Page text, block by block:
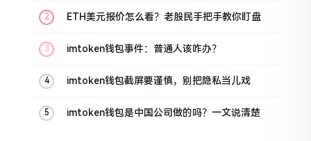
ETH美元报价怎么看？老股民手把手教你盯盘
imtoken钱包事件：普通人该咋办？
imtoken钱包截屏要谨慎，别把隐私当儿戏
imtoken钱包是中国公司做的吗？一文说清楚